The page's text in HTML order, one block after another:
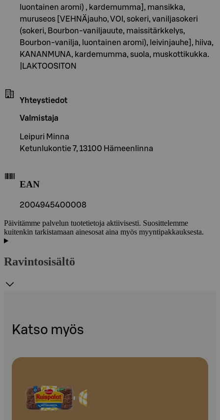
luontainen aromi) , kardemumma], mansikka,
muruseos [VEHNÄjauho, VOI, sokeri, vaniljasokeri
(sokeri, Bourbon-vaniljauute, maissitärkkelys,
Bourbon-vanilja, luontainen aromi), leivinjauhe], hiiva,
KANANMUNA, kardemumma, suola, muskottikukka.
|LAKTOOSITON
Yhteystiedot
Valmistaja
Leipuri Minna
Ketunlukontie 7, 13100 Hämeenlinna
EAN
2004945400008
Päivitämme palvelun tuotetietoja aktiivisesti. Suosittelemme
kuitenkin tarkistamaan ainesosat aina myös myyntipakkauksesta.
Ravintosisältö
Katso myös